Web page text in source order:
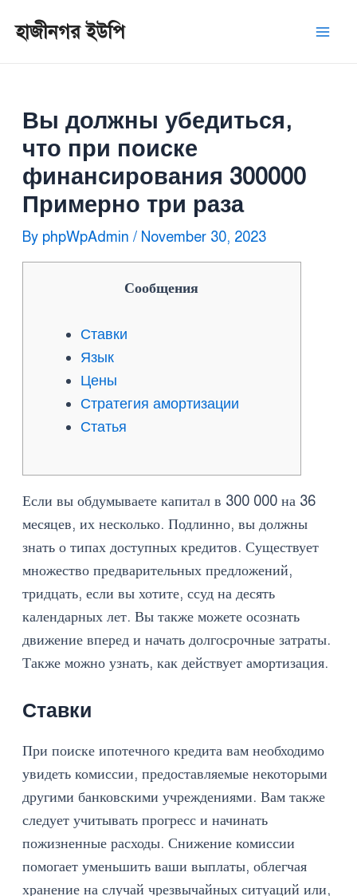
হাজীনগর ইউপি
Вы должны убедиться,
что при поиске
финансирования 300000
Примерно три раза
By phpWpAdmin / November 30, 2023
Сообщения
Ставки
Язык
Цены
Стратегия амортизации
Статья
Если вы обдумываете капитал в 300 000 на 36
месяцев, их несколько. Подлинно, вы должны
знать о типах доступных кредитов. Существует
множество предварительных предложений,
тридцать, если вы хотите, ссуд на десять
календарных лет. Вы также можете осознать
движение вперед и начать долгосрочные затраты.
Также можно узнать, как действует амортизация.
Ставки
При поиске ипотечного кредита вам необходимо
увидеть комиссии, предоставляемые некоторыми
другими банковскими учреждениями. Вам также
следует учитывать прогресс и начинать
пожизненные расходы. Снижение комиссии
помогает уменьшить ваши выплаты, облегчая
хранение на случай чрезвычайных ситуаций или,
navigation